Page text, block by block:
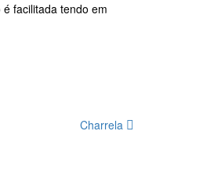
facilitada tendo em
Charrela